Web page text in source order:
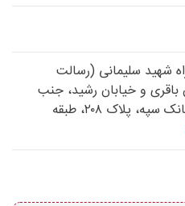
شهید سلیمانی (رسالت
و خیابان رشید، جنب
خشکبار امیر حسین و بانک سپه، پلاک ۲۰۸، طبقه